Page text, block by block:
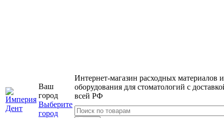
Ваш
город
Выберите
город
Интернет-магазин расходных материалов и
оборудования для стоматологий с
всей РФ